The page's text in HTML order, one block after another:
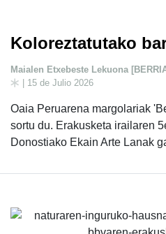
Koloreztatutako
Maialen Etxebeste Lekuona
| 15 de Julio 2026
Oaia Peruarena margolariak
sortu du. Erakusketa irailaren
Donostiako Ekain Arte Lanak